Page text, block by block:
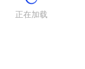
正在加载